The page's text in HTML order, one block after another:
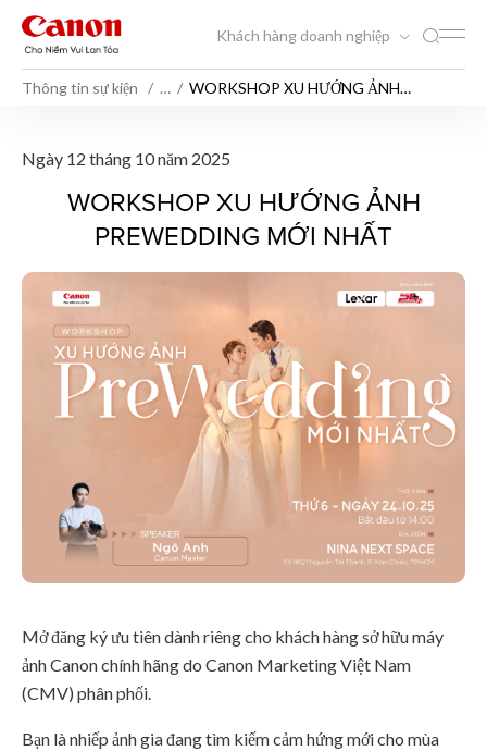
Khách hàng doanh nghiệp
Thông tin sự kiện …
WORKSHOP XU HƯỚNG ẢNH
WORKSHOP XU HƯỚNG
Ngày 12 tháng 10 năm 2025
WORKSHOP XU HƯỚNG ẢNH
PREWEDDING MỚI NHẤT
Mở đăng ký ưu tiên dành riêng cho khách hàng sở hữu máy
ảnh Canon chính hãng do Canon Marketing Việt Nam
(CMV) phân phối.
Bạn là nhiếp ảnh gia đang tìm kiếm cảm hứng mới cho mùa